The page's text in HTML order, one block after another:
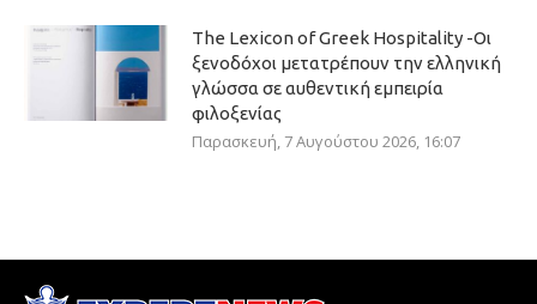
The Lexicon of Greek Hospitality -Οι
ξενοδόχοι μετατρέπουν την ελληνική
γλώσσα σε αυθεντική εμπειρία
φιλοξενίας
Παρασκευή, 7 Αυγούστου 2026, 16:07